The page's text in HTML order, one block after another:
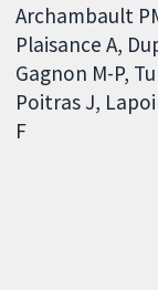
Archambault
Plaisance A
Gagnon M-P
Poitras J
F